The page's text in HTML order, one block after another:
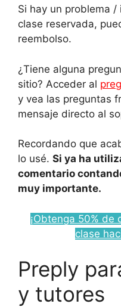
Si hay un problema
clase reservada,
reembolso.
¿Tiene alguna
sitio? Acceder al
y vea las preguntas
mensaje directo al
Recordando que
lo usé. Si ya ha
comentario
muy importante.
¡Obtenga 50% de
clase
Preply
y tutores